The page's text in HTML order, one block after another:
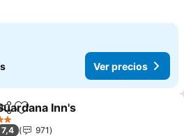
Ver precios
Agregar a favoritos
Inn's
Estrellas
7,4
971